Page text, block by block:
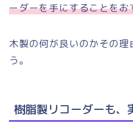
ーダーを手にすることをお
木製の何が良いのかその
う。
樹脂製リコーダーも、